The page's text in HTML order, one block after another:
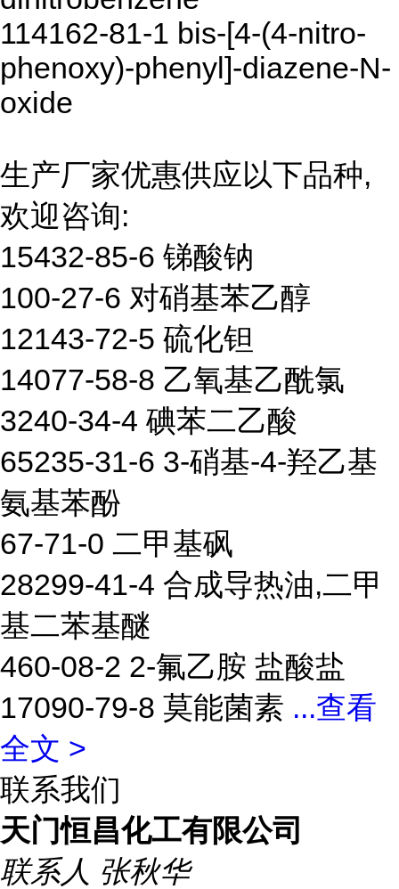
114162-81-1 bis-[4-(4-nitro-
phenoxy)-phenyl]-diazene-N-
oxide
生产厂家优惠供应以下品种,
欢迎咨询:
15432-85-6 锑酸钠
100-27-6 对硝基苯乙醇
12143-72-5 硫化钽
14077-58-8 乙氧基乙酰氯
3240-34-4 碘苯二乙酸
65235-31-6 3-硝基-4-羟乙基
氨基苯酚
67-71-0 二甲基砜
28299-41-4 合成导热油,二甲
基二苯基醚
460-08-2 2-氟乙胺 盐酸盐
17090-79-8 莫能菌素 ...查看
全文 >
联系我们
天门恒昌化工有限公司
联系人 张秋华